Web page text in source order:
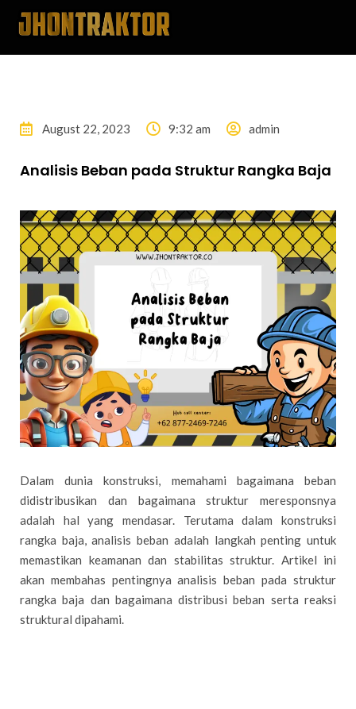
August 22, 2023 9:32 am admin
Analisis Beban pada Struktur Rangka Baja
Dalam dunia konstruksi, memahami bagaimana beban
didistribusikan dan bagaimana struktur meresponsnya
adalah hal yang mendasar. Terutama dalam konstruksi
rangka baja, analisis beban adalah langkah penting untuk
memastikan keamanan dan stabilitas struktur. Artikel ini
akan membahas pentingnya analisis beban pada struktur
rangka baja dan bagaimana distribusi beban serta reaksi
struktural dipahami.